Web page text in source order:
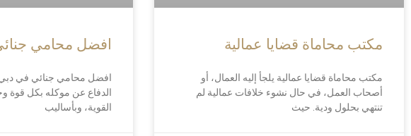
مكتب محاماة قضايا عمالية
مكتب محاماة قضايا عمالية يلجأ إليه العمال، أو
أصحاب العمل، في حال نشوء خلافات عمالية لم
تنتهي بحلول ودية. حيث
افضل محامي
افضل محامي جنائي في دبي
الدفاع عن موكله بكل قوة
القوية، وبأساليب